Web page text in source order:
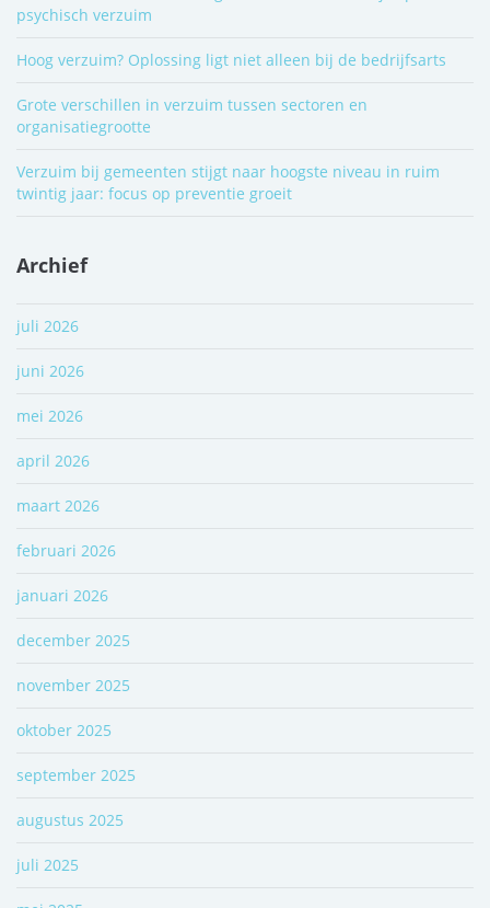
psychisch verzuim
Hoog verzuim? Oplossing ligt niet alleen bij de bedrijfsarts
Grote verschillen in verzuim tussen sectoren en
organisatiegrootte
Verzuim bij gemeenten stijgt naar hoogste niveau in ruim
twintig jaar: focus op preventie groeit
Archief
juli 2026
juni 2026
mei 2026
april 2026
maart 2026
februari 2026
januari 2026
december 2025
november 2025
oktober 2025
september 2025
augustus 2025
juli 2025